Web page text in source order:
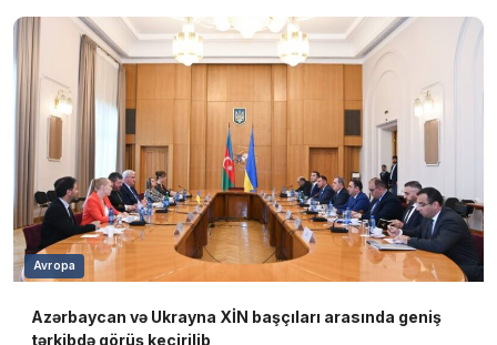
Avropa
Azərbaycan və Ukrayna XİN başçıları arasında geniş
tərkibdə görüş keçirilib